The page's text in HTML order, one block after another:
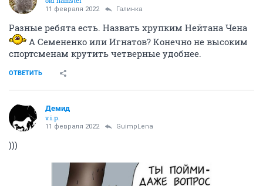
11 февраля 2022 Галинка
Разные ребята есть. Назвать хрупким Нейтана Чена
А Семененко или Игнатов? Конечно не высоким
спортсменам крутить четверные удобнее.
ОТВЕТИТЬ
Демид
v.i.p.
11 февраля 2022 GuimpLena
)))